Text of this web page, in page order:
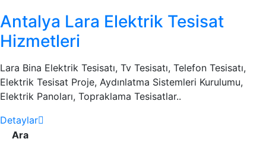
Antalya Lara Elektrik Tesisat
Hizmetleri
Lara Bina Elektrik Tesisatı, Tv Tesisatı, Telefon Tesisatı,
Elektrik Tesisat Proje, Aydınlatma Sistemleri Kurulumu,
Elektrik Panoları, Topraklama Tesisatlar..
Detaylar
Ara